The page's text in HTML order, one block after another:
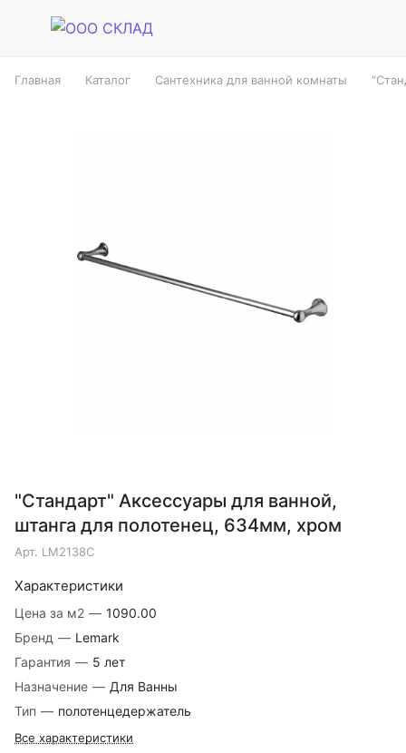
Главная Каталог Сантехника для ванной комнаты
"Стандарт" Аксессуары для ванной,
штанга для полотенец, 634мм, хром
Арт. LM2138C
Характеристики
Цена за м2 — 1090.00
Бренд — Lemark
Гарантия — 5 лет
Назначение — Для Ванны
Тип — полотенцедержатель
Все характеристики